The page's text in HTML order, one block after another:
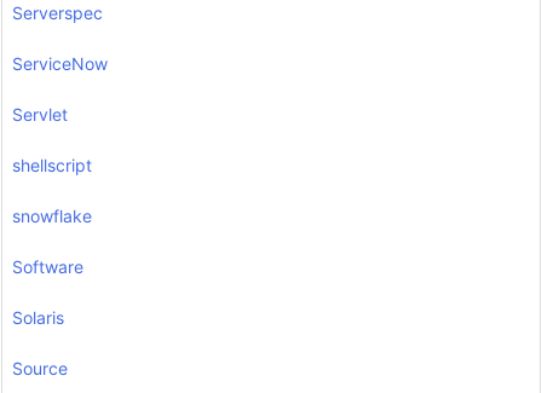
Serverspec
ServiceNow
Servlet
shellscript
snowflake
Software
Solaris
Source